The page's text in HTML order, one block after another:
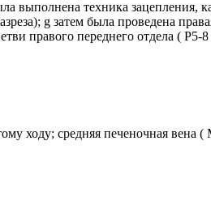
выполнена техника зацепления,
g затем была проведена
правого переднего отдела ( Р5-
ходу; средняя печеночная вена